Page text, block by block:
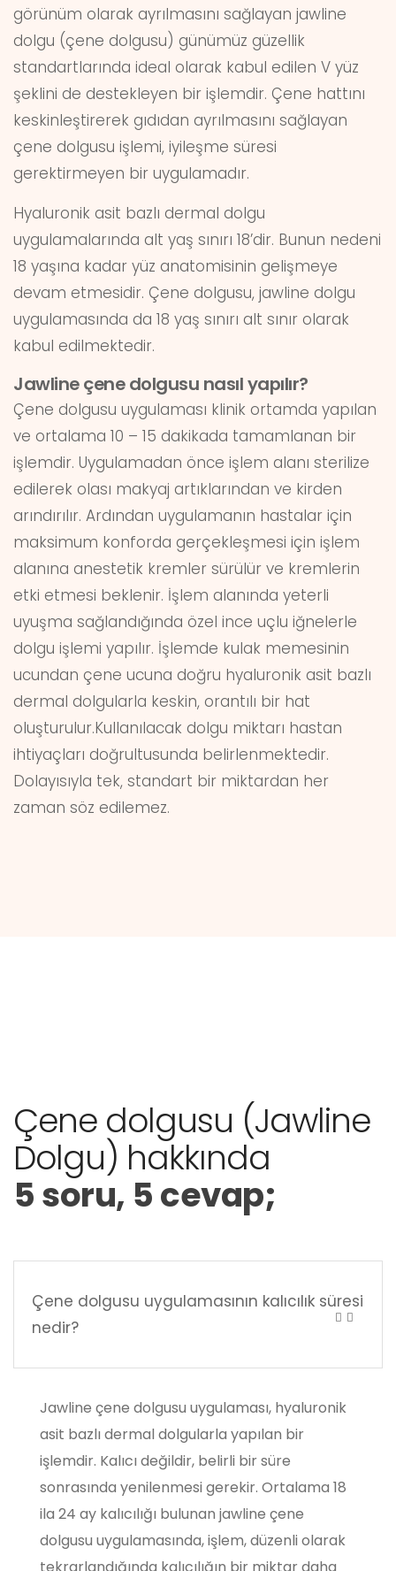
görünüm olarak ayrılmasını sağlayan jawline
dolgu (çene dolgusu) günümüz güzellik
standartlarında ideal olarak kabul edilen V yüz
şeklini de destekleyen bir işlemdir. Çene hattını
keskinleştirerek gıdıdan ayrılmasını sağlayan
çene dolgusu işlemi, iyileşme süresi
gerektirmeyen bir uygulamadır.
Hyaluronik asit bazlı dermal dolgu
uygulamalarında alt yaş sınırı 18’dir. Bunun nedeni
18 yaşına kadar yüz anatomisinin gelişmeye
devam etmesidir. Çene dolgusu, jawline dolgu
uygulamasında da 18 yaş sınırı alt sınır olarak
kabul edilmektedir.
Jawline çene dolgusu nasıl yapılır?
Çene dolgusu uygulaması klinik ortamda yapılan
ve ortalama 10 – 15 dakikada tamamlanan bir
işlemdir. Uygulamadan önce işlem alanı sterilize
edilerek olası makyaj artıklarından ve kirden
arındırılır. Ardından uygulamanın hastalar için
maksimum konforda gerçekleşmesi için işlem
alanına anestetik kremler sürülür ve kremlerin
etki etmesi beklenir. İşlem alanında yeterli
uyuşma sağlandığında özel ince uçlu iğnelerle
dolgu işlemi yapılır. İşlemde kulak memesinin
ucundan çene ucuna doğru hyaluronik asit bazlı
dermal dolgularla keskin, orantılı bir hat
oluşturulur.Kullanılacak dolgu miktarı hastan
ihtiyaçları doğrultusunda belirlenmektedir.
Dolayısıyla tek, standart bir miktardan her
zaman söz edilemez.
Çene dolgusu (Jawline
Dolgu) hakkında
5 soru, 5 cevap;
Çene dolgusu uygulamasının kalıcılık süresi
nedir?
Jawline çene dolgusu uygulaması, hyaluronik
asit bazlı dermal dolgularla yapılan bir
işlemdir. Kalıcı değildir, belirli bir süre
sonrasında yenilenmesi gerekir. Ortalama 18
ila 24 ay kalıcılığı bulunan jawline çene
dolgusu uygulamasında, işlem, düzenli olarak